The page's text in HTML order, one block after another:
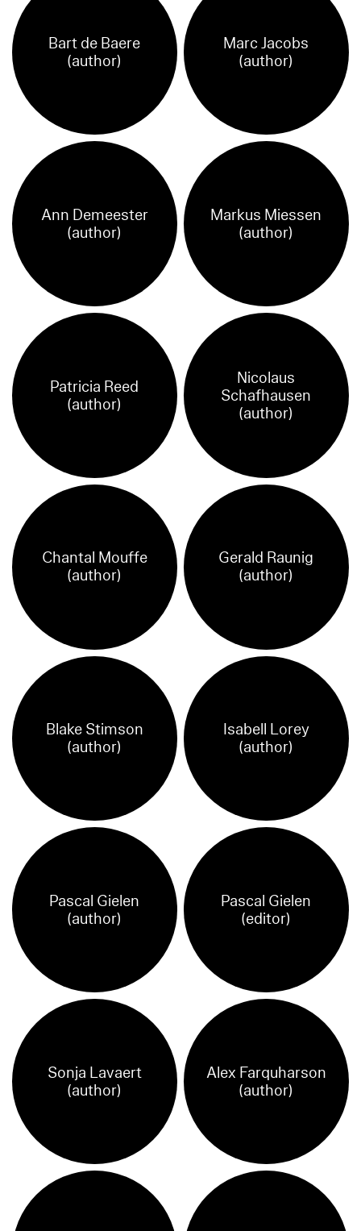
Bart de Baere
(author)
Marc Jacobs
(author)
Ann Demeester
(author)
Markus Miessen
(author)
Patricia Reed
(author)
Nicolaus
Schafhausen
(author)
Chantal Mouffe
(author)
Gerald Raunig
(author)
Blake Stimson
(author)
Isabell Lorey
(author)
Pascal Gielen
(author)
Pascal Gielen
(editor)
Sonja Lavaert
(author)
Alex Farquharson
(author)